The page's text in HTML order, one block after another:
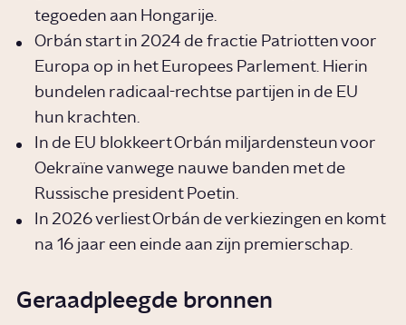
tegoeden aan Hongarije.
Orbán start in 2024 de fractie Patriotten voor
Europa op in het Europees Parlement. Hierin
bundelen radicaal-rechtse partijen in de EU
hun krachten.
In de EU blokkeert Orbán miljardensteun voor
Oekraïne vanwege nauwe banden met de
Russische president Poetin.
In 2026 verliest Orbán de verkiezingen en komt
na 16 jaar een einde aan zijn premierschap.
Geraadpleegde bronnen